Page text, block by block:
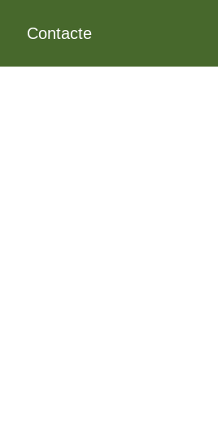
Contacte